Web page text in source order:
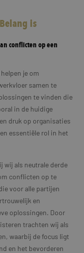
is
conflicten op een
je om
samen te
te vinden die
in de huidige
druk op organisaties
essentiële rol in het
wij als neutrale derde
conflicten op te
voor alle partijen
en
oplossingen. Door
trachten wij als
waarbij de focus ligt
en het bevorderen